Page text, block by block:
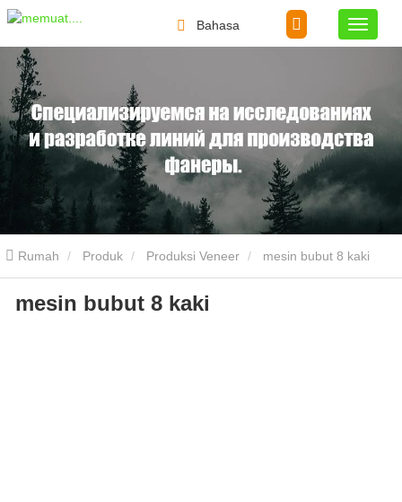
Bahasa
Rumah Produk Produksi Veneer mesin bubut 8 kaki
mesin bubut 8 kaki